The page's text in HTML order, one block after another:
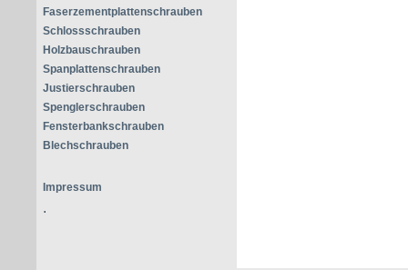
Faserzementplattenschrauben
Schlossschrauben
Holzbauschrauben
Spanplattenschrauben
Justierschrauben
Spenglerschrauben
Fensterbankschrauben
Blechschrauben
Impressum
.